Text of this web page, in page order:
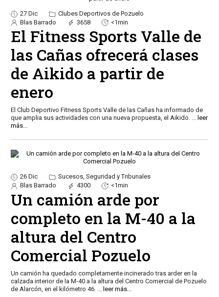
27 Dic
Clubes Deportivos de Pozuelo
Blas Barrado
3658 <1min
El Fitness Sports Valle de
las Cañas ofrecerá clases
de Aikido a partir de
enero
El Club Deportivo Fitness Sports Valle de las Cañas ha informado de
que amplia sus actividades con una nueva propuesta, el Aikido. ... leer
más...
26 Dic
Sucesos, Seguridad y Tribunales
Blas Barrado
4300 <1min
Un camión arde por
completo en la M-40 a la
altura del Centro
Comercial Pozuelo
Un camión ha quedado completamente incinerado tras arder en la
calzada interior de la M-40 a la altura del Centro Comercial de Pozuelo
de Alarcón, en el kilómetro 46.
leer más...